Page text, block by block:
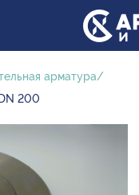
арматура
200